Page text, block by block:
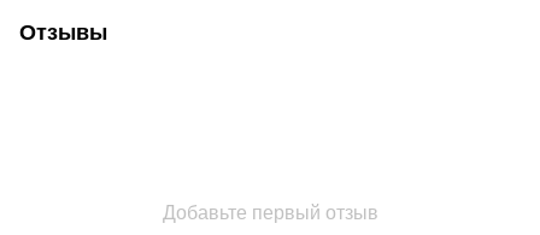
Отзывы
Добавьте первый отзыв